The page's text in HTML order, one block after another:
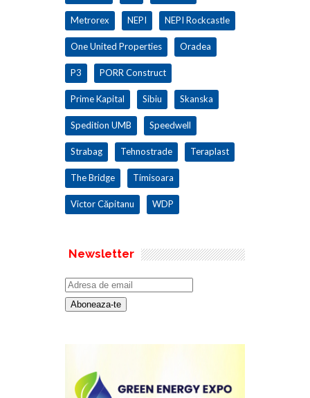
Metrorex NEPI NEPI Rockcastle
One United Properties Oradea
P3 PORR Construct
Prime Kapital Sibiu Skanska
Spedition UMB Speedwell
Strabag Tehnostrade Teraplast
The Bridge Timisoara
Victor Căpitanu WDP
Newsletter